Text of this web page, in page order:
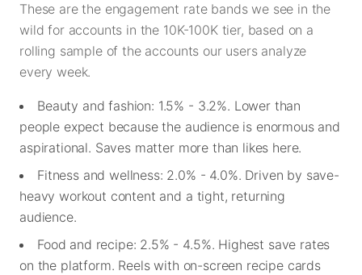
These are the engagement rate bands we see in the
wild for accounts in the 10K-100K tier, based on a
rolling sample of the accounts our users analyze
every week.
Beauty and fashion: 1.5% - 3.2%. Lower than
people expect because the audience is enormous and
aspirational. Saves matter more than likes here.
Fitness and wellness: 2.0% - 4.0%. Driven by save-
heavy workout content and a tight, returning
audience.
Food and recipe: 2.5% - 4.5%. Highest save rates
on the platform. Reels with on-screen recipe cards